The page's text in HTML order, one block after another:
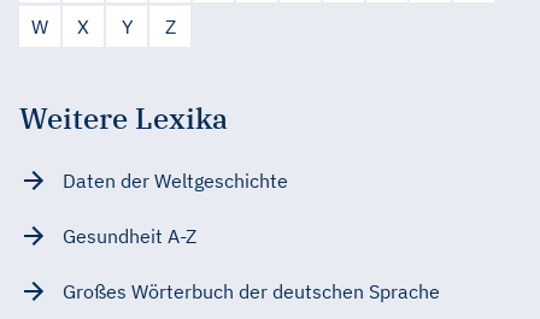
W
X Y Z
Weitere Lexika
Daten der Weltgeschichte
Gesundheit A-Z
Großes Wörterbuch der deutschen Sprache